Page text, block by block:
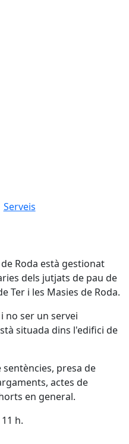
Serveis
Roda està gestionat
dels jutjats de pau de
Ter i les Masies de Roda.
no ser un servei
situada dins l'edifici de
presa de
actes de
en general.
h.